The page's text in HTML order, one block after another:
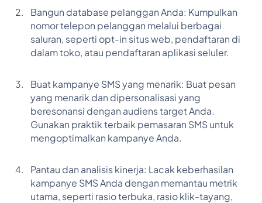
Bangun database pelanggan Anda: Kumpulkan
nomor telepon pelanggan melalui berbagai
saluran, seperti opt-in situs web, pendaftaran di
dalam toko, atau pendaftaran aplikasi seluler.
Buat kampanye SMS yang menarik: Buat pesan
yang menarik dan dipersonalisasi yang
beresonansi dengan audiens target Anda.
Gunakan praktik terbaik pemasaran SMS untuk
mengoptimalkan kampanye Anda.
Pantau dan analisis kinerja: Lacak keberhasilan
kampanye SMS Anda dengan memantau metrik
utama, seperti rasio terbuka, rasio klik-tayang,